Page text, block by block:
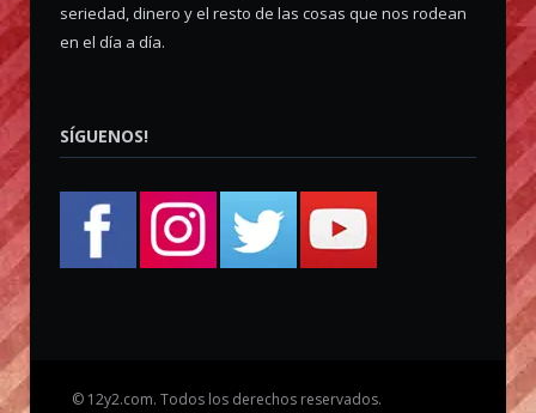
seriedad, dinero y el resto de las cosas que nos rodean
en el día a día.
SÍGUENOS!
© 12y2.com. Todos los derechos reservados.